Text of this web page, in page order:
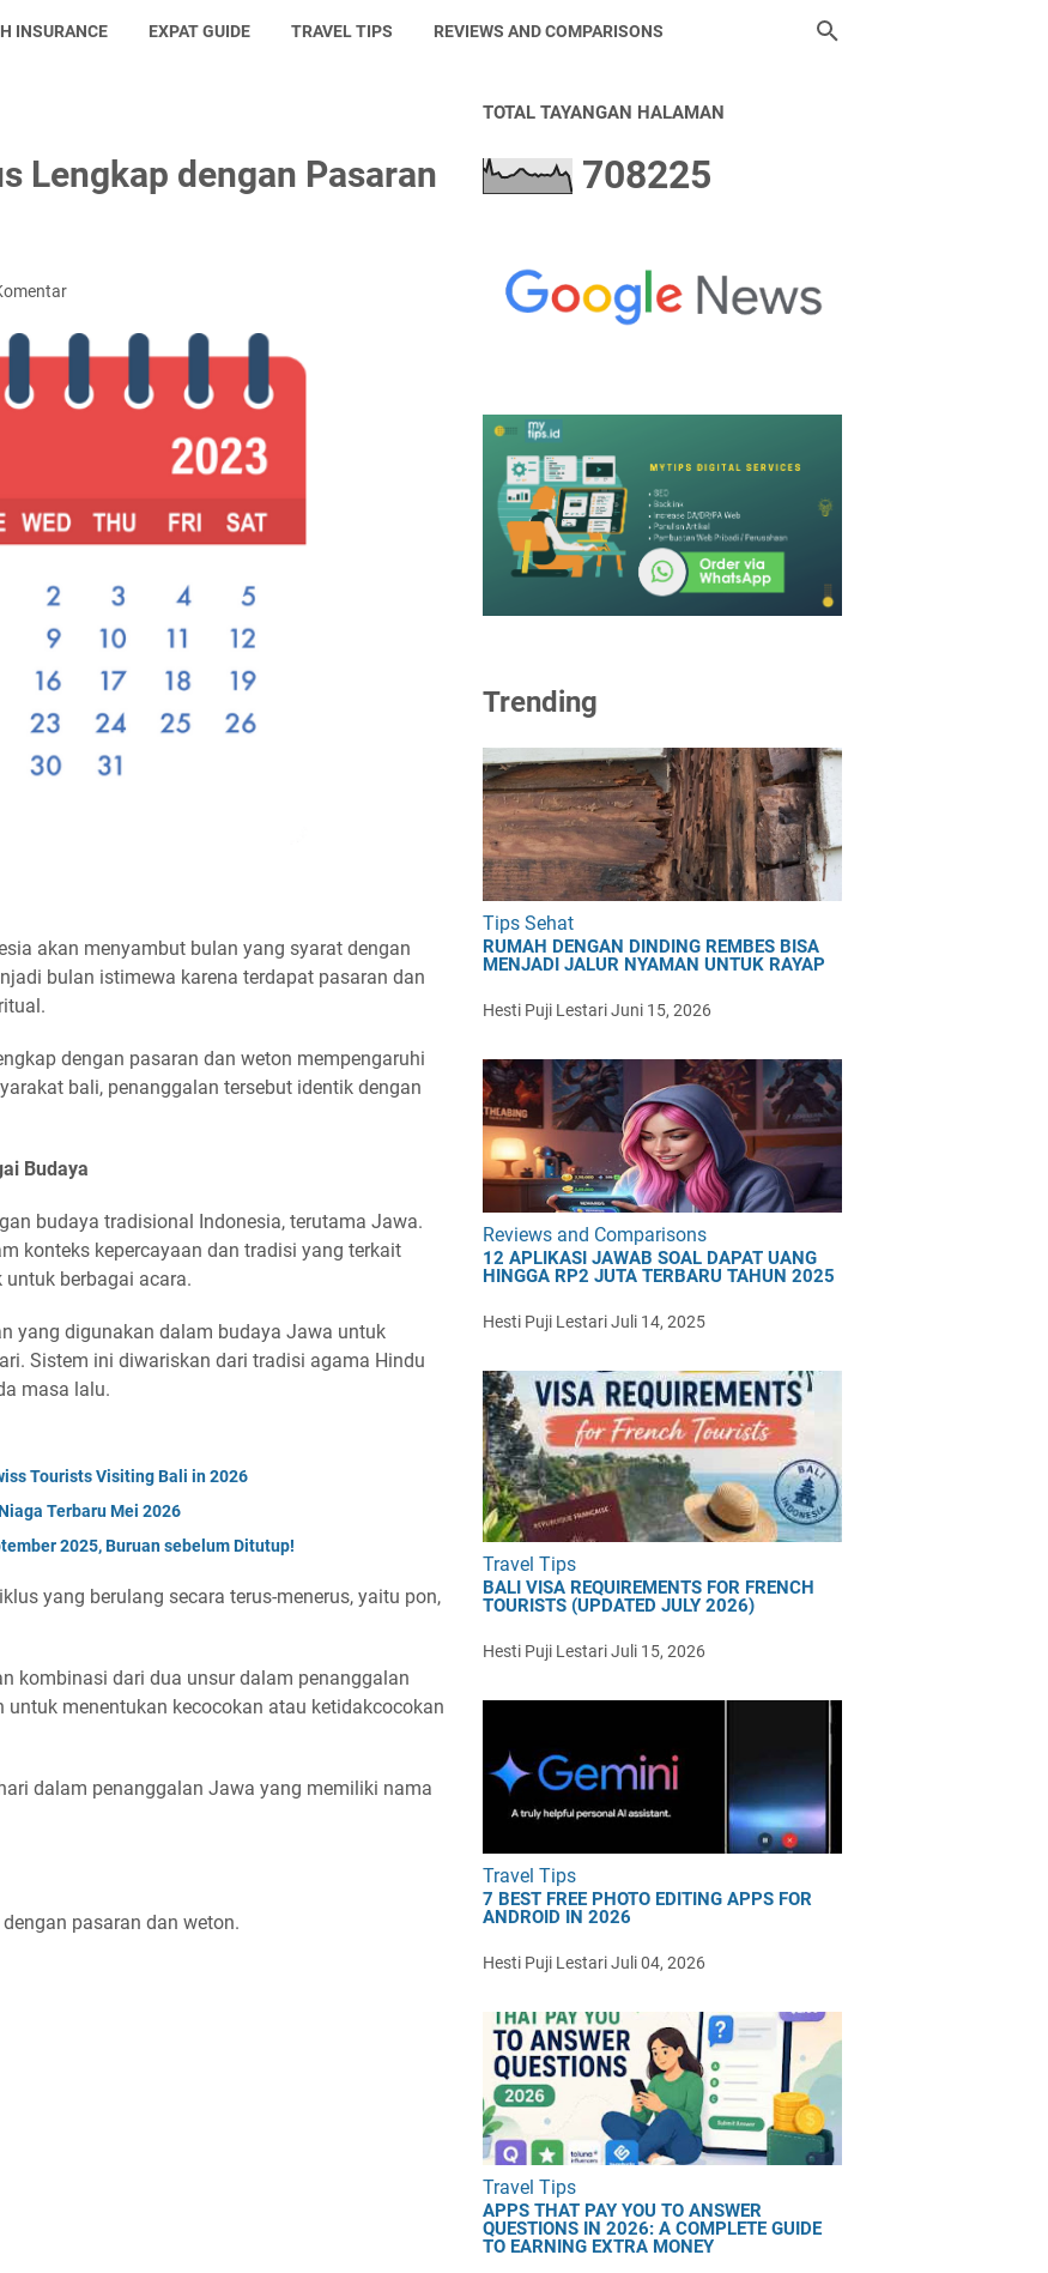
INSURANCE EXPAT GUIDE TRAVEL TIPS REVIEWS AND COMPARISONS
Lengkap dengan Pasaran
akan menyambut bulan yang syarat dengan
bulan istimewa karena terdapat pasaran dan
dengan pasaran dan weton mempengaruhi
bali, penanggalan tersebut identik dengan
Budaya
budaya tradisional Indonesia, terutama Jawa.
konteks kepercayaan dan tradisi yang terkait
berbagai acara.
yang digunakan dalam budaya Jawa untuk
Sistem ini diwariskan dari tradisi agama Hindu
masa lalu.
Tourists Visiting Bali in 2026
Terbaru Mei 2026
2025, Buruan sebelum Ditutup!
yang berulang secara terus-menerus, yaitu pon,
kombinasi dari dua unsur dalam penanggalan
menentukan kecocokan atau ketidakcocokan
dalam penanggalan Jawa yang memiliki nama
pasaran dan weton.
TOTAL TAYANGAN HALAMAN
708225
Trending
Tips Sehat
RUMAH DENGAN DINDING REMBES BISA
MENJADI JALUR NYAMAN UNTUK RAYAP
Hesti Puji LestariJuni 15, 2026
Reviews and Comparisons
12 APLIKASI JAWAB SOAL DAPAT UANG
HINGGA RP2 JUTA TERBARU TAHUN 2025
Hesti Puji LestariJuli 14, 2025
Travel Tips
BALI VISA REQUIREMENTS FOR FRENCH
TOURISTS (UPDATED JULY 2026)
Hesti Puji LestariJuli 15, 2026
Travel Tips
7 BEST FREE PHOTO EDITING APPS FOR
ANDROID IN 2026
Hesti Puji LestariJuli 04, 2026
Travel Tips
APPS THAT PAY YOU TO ANSWER
QUESTIONS IN 2026: A COMPLETE GUIDE
TO EARNING EXTRA MONEY